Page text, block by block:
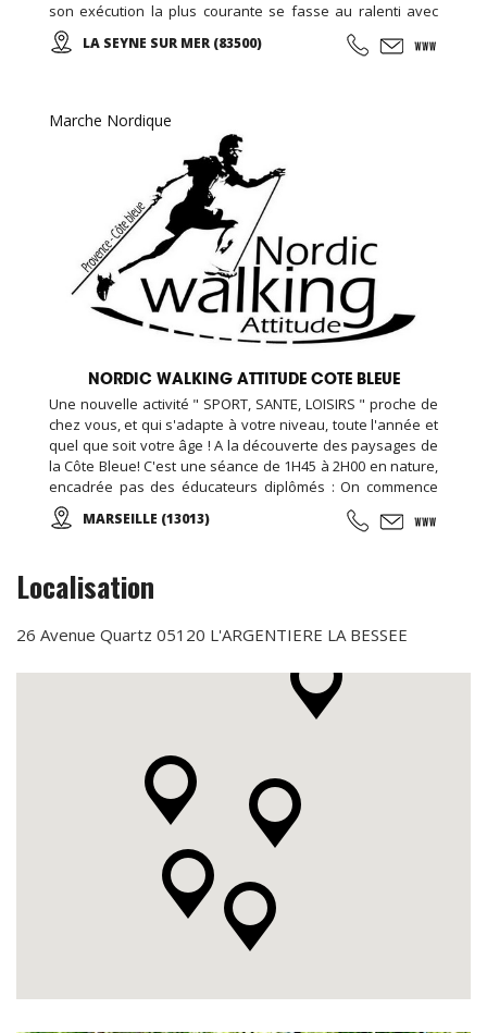
son exécution la plus courante se fasse au ralenti avec
des mouvements doux et unis entre eux, le thai cuc quyen
(taichi) peut s’exécuter de bien des manières différentes,
LA SEYNE SUR MER (83500)
Marche Nordique
NORDIC WALKING ATTITUDE COTE BLEUE
Une nouvelle activité " SPORT, SANTE, LOISIRS " proche de
chez vous, et qui s'adapte à votre niveau, toute l'année et
quel que soit votre âge ! A la découverte des paysages de
la Côte Bleue! C'est une séance de 1H45 à 2H00 en nature,
encadrée pas des éducateurs diplômés : On commence
par un échauffement musculaire et articulaire, puis place à
la marche et sa technique en alternant des phases plus
MARSEILLE (13013)
Localisation
26 Avenue Quartz 05120 L'ARGENTIERE LA BESSEE